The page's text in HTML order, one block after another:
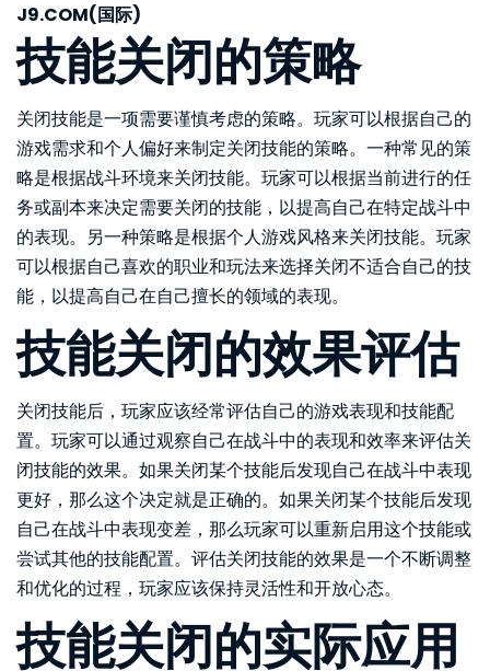
J9.COM(国际)
技能关闭的策略
关闭技能是一项需要谨慎考虑的策略。玩家可以根据自己的
游戏需求和个人偏好来制定关闭技能的策略。一种常见的策
略是根据战斗环境来关闭技能。玩家可以根据当前进行的任
务或副本来决定需要关闭的技能，以提高自己在特定战斗中
的表现。另一种策略是根据个人游戏风格来关闭技能。玩家
可以根据自己喜欢的职业和玩法来选择关闭不适合自己的技
能，以提高自己在自己擅长的领域的表现。
技能关闭的效果评估
关闭技能后，玩家应该经常评估自己的游戏表现和技能配
置。玩家可以通过观察自己在战斗中的表现和效率来评估关
闭技能的效果。如果关闭某个技能后发现自己在战斗中表现
更好，那么这个决定就是正确的。如果关闭某个技能后发现
自己在战斗中表现变差，那么玩家可以重新启用这个技能或
尝试其他的技能配置。评估关闭技能的效果是一个不断调整
和优化的过程，玩家应该保持灵活性和开放心态。
技能关闭的实际应用